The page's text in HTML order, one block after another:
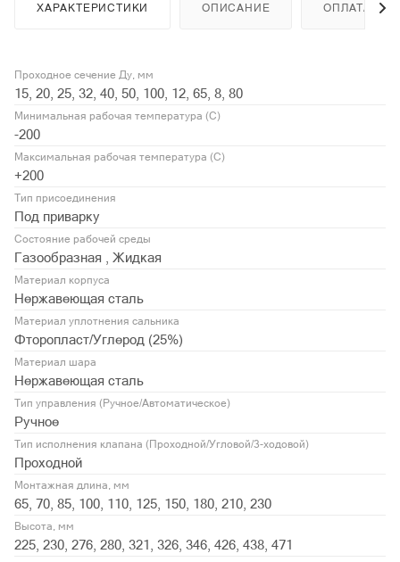
ХАРАКТЕРИСТИКИ ОПИСАНИЕ ОПЛАТА
Проходное сечение Ду, мм
15, 20, 25, 32, 40, 50, 100, 12, 65, 8, 80
Минимальная рабочая температура (С)
-200
Максимальная рабочая температура (С)
+200
Тип присоединения
Под приварку
Состояние рабочей среды
Газообразная , Жидкая
Материал корпуса
Нержавеющая сталь
Материал уплотнения сальника
Фторопласт/Углерод (25%)
Материал шара
Нержавеющая сталь
Тип управления (Ручное/Автоматическое)
Ручное
Тип исполнения клапана (Проходной/Угловой/3-ходовой)
Проходной
Монтажная длина, мм
65, 70, 85, 100, 110, 125, 150, 180, 210, 230
Высота, мм
225, 230, 276, 280, 321, 326, 346, 426, 438, 471